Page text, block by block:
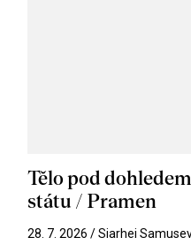
Tělo pod
státu / Pramen
28. 7. 2026 / Siarhei